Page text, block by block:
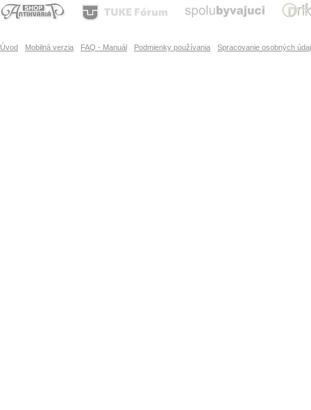
Úvod Mobilná verzia FAQ - Manuál Podmienky používania Spracovanie osobných